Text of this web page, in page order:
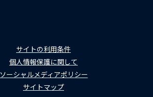
サイトの利用条件
個人情報保護に関して
ソーシャルメディアポリシー
サイトマップ